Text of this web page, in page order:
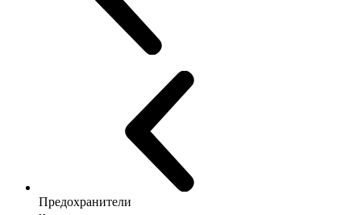
Предохранители